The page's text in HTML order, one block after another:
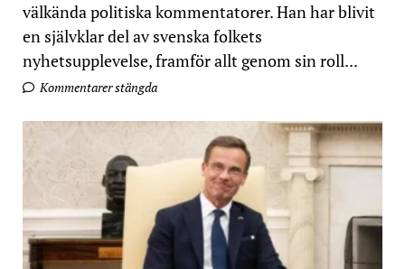
välkända politiska kommentatorer. Han har blivit
en självklar del av svenska folkets
nyhetsupplevelse, framför allt genom sin roll...
Kommentarer stängda